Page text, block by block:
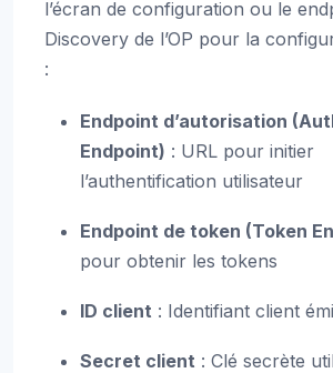
l’écran de configuration ou le
Discovery de l’OP pour la
:
Endpoint d’autorisation
Endpoint) : URL pour initier
l’authentification utilisateur
Endpoint de token (Token
pour obtenir les tokens
ID client : Identifiant client
Secret client : Clé secrète